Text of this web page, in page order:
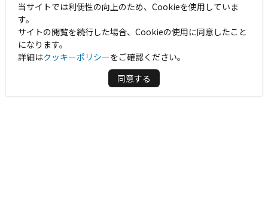
当サイトでは利便性の向上のため、Cookieを使用していま
す。
サイトの閲覧を続行した場合、Cookieの使用に同意したこと
になります。
詳細はクッキーポリシーをご確認ください。
同意する